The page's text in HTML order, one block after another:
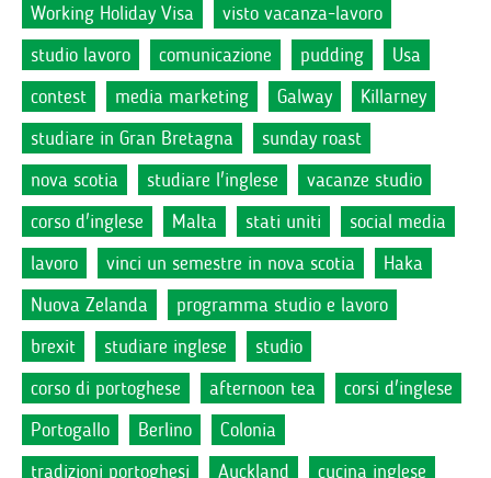
Working Holiday Visa
visto vacanza-lavoro
studio lavoro
comunicazione pudding
Usa
contest
media marketing Galway
Killarney
studiare in Gran Bretagna
sunday roast
nova scotia
studiare l'inglese
vacanze studio
corso d'inglese
Malta stati uniti
social media
lavoro
vinci un semestre in nova scotia
Haka
Nuova Zelanda
programma studio e lavoro
brexit
studiare inglese
studio
corso di portoghese
afternoon tea
corsi d'inglese
Portogallo
Berlino
Colonia
tradizioni portoghesi
Auckland cucina inglese